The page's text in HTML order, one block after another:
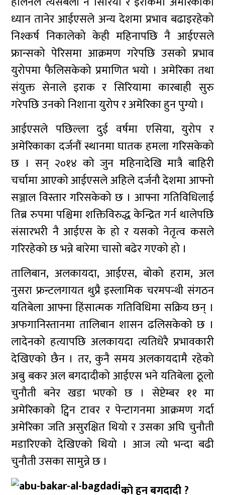
ध्यान तानेर आईएसले अन्य देशमा प्रभाव बढाइरहेको
निश्कर्ष निकालेको केही महिनापछि नै आईएसले
फ्रान्सको पेरिसमा आक्रमण गरेपछि उसको प्रभाव
युरोपमा फैलिसकेको प्रमाणित भयो । अमेरिका तथा
संयुक्त सेनाले इराक र सिरियामा कारबाही सुरु
गरेपछि उनको निशाना युरोप र अमेरिका हुन पुग्यो ।
आईएसले पछिल्ला दुई वर्षमा एसिया, युरोप र
अमेरिकाका दर्जनौं स्थानमा घातक हमला गरिसकेको
छ । सन् २०१४ को जुन महिनादेखि मात्रै बाहिरी
चर्चामा आएको आईएसले अहिले दर्जनौ देशमा आफ्नो
सञ्जाल विस्तार गरिसकेको छ । आफ्ना गतिविधिलाई
तिब्र रुपमा पश्चिमा शक्तिविरुद्ध केन्द्रित गर्न थालेपछि
संसारभरी नै आईएस के हो र यसको नेतृत्व कसले
गरिरहेको छ भन्ने बारेमा चासो बढेर गएको हो ।
तालिबान, अलकायदा, आईएस, बोको हराम, अल
नुसरा फ्रन्टलगायत थुप्रै इस्लामिक चरमपन्थी संगठन
यतिबेला आफ्ना हिंसात्मक गतिविधिमा सक्रिय छन् ।
अफगानिस्तानमा तालिबान शासन ढलिसकेको छ ।
लादेनको हत्यापछि अलकायदा त्यतिधेरै प्रभावकारी
देखिएको छैन । तर, कुनै समय अलकायदामै रहेको
अबु बकर अल बगदादीको आईएस भने यतिबेला ठूलो
चुनौती बनेर खडा भएको छ । सेप्टेम्बर ११ मा
अमेरिकाको ट्विन टावर र पेन्टागनमा आक्रमण गर्दा
अमेरिका जति असुरक्षित थियो र उसका अघि चुनौती
मडारिएको देखिएको थियो । आज त्यो भन्दा बढी
चुनौती उसका सामुन्ने छ ।
को हुन बगदादी ?